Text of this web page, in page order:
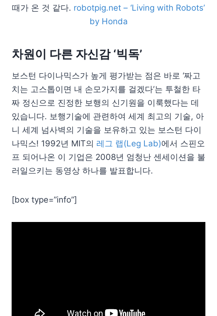
때가 온 것 같다. robotpig.net – ‘Living with Robots’
by Honda
차원이 다른 자신감 ‘빅독’
보스턴 다이나믹스가 높게 평가받는 점은 바로 ‘짜고
치는 고스톱이면 내 손모가지를 걸겠다’는 투철한 타
짜 정신으로 진정한 보행의 신기원을 이룩했다는 데
있습니다. 보행기술에 관련하여 세계 최고의 기술, 아
니 세계 넘사벽의 기술을 보유하고 있는 보스턴 다이
나믹스! 1992년 MIT의 레그 랩(Leg Lab)에서 스핀오
프 되어나온 이 기업은 2008년 엄청난 센세이션을 불
러일으키는 동영상 하나를 발표합니다.
[box type=”info”]